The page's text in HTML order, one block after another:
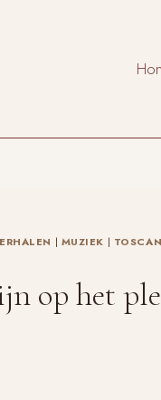
| MUZIEK |
op het